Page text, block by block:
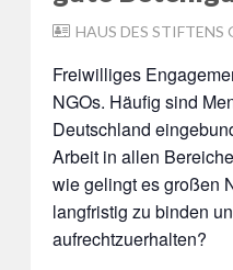
HAUS DES STIFTENS
Freiwilliges
NGOs. Häufig sind
Deutschland
Arbeit in allen
wie gelingt es großen
langfristig zu binden
aufrechtzuerhalten?